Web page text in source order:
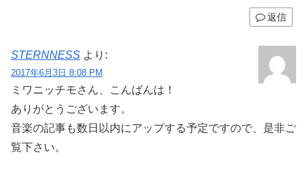
返信
STERNNESS より:
2017年6月3日 8:08 PM
ミワニッチモさん、こんばんは！
ありがとうございます。
音楽の記事も数日以内にアップする予定ですので、是非ご
覧下さい。